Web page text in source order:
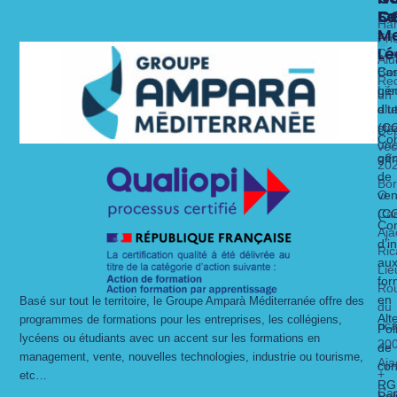
Basé sur tout le territoire, le Groupe Amparà Méditerranée offre des
programmes de formations pour les entreprises, les collégiens,
lycéens ou étudiants avec un accent sur les formations en
management, vente, nouvelles technologies, industrie ou tourisme,
etc…
un
x
dit
O
du
+
de
aux
en
de